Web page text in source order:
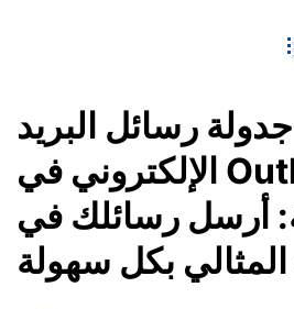
جدولة رسائل البريد
الإلكتروني في Outlook
أرسل رسائلك في
بكل سهولة